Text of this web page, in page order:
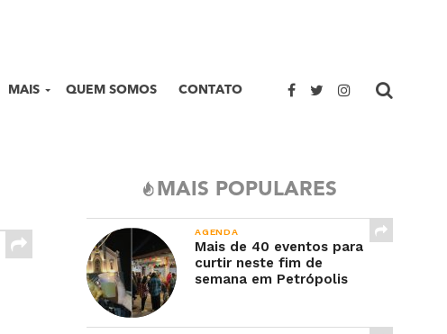
MAIS QUEM SOMOS CONTATO
MAIS POPULARES
AGENDA
Mais de 40 eventos para
curtir neste fim de
semana em Petrópolis